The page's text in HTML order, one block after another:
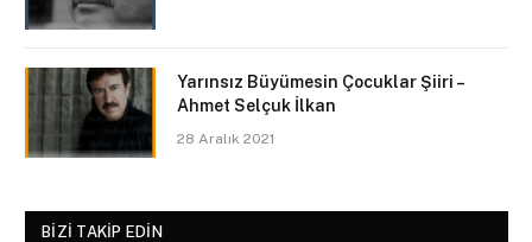
Yarınsız Büyümesin Çocuklar Şiiri –
Ahmet Selçuk İlkan
28 Aralık 2021
BIZI TAKIP EDIN